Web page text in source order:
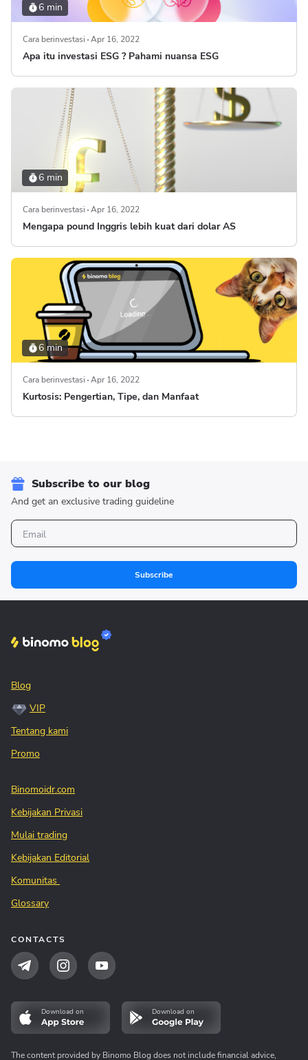
6 min
Cara berinvestasi Apr 16, 2022
Apa itu investasi ESG ? Pahami nuansa ESG
6 min
Cara berinvestasi Apr 16, 2022
Mengapa pound Inggris lebih kuat dari dolar AS
6 min
Cara berinvestasi Apr 16, 2022
Kurtosis: Pengertian, Tipe, dan Manfaat
Subscribe to our blog
And get an exclusive trading guideline
Subscribe
Blog
VIP
Tentang kami
Promo
Binomoidr.com
Kebijakan Privasi
Mulai trading
Kebijakan Editorial
Komunitas
Glossary
CONTACTS
Download on Download on
The content provided by Binomo Blog does not include financial advice,